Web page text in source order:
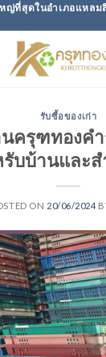
ญ่ที่สุดในอำเภอแหล
รับซื้อของเก่า
ครุฑทองค
บบ้านและ
ON 20/06/2024